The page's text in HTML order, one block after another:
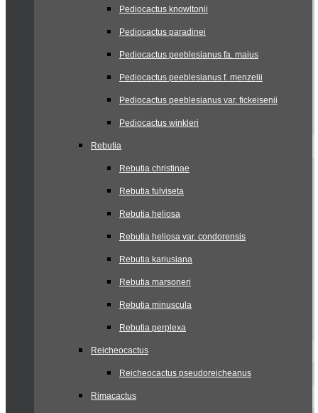
Pediocactus knowltonii
Pediocactus paradinei
Pediocactus peeblesianus fa. maius
Pediocactus peeblesianus f. menzelii
Pediocactus peeblesianus var. fickeisenii
Pediocactus winkleri
Rebutia
Rebutia christinae
Rebutia fulviseta
Rebutia heliosa
Rebutia heliosa var. condorensis
Rebutia kariusiana
Rebutia marsoneri
Rebutia minuscula
Rebutia perplexa
Reicheocactus
Reicheocactus pseudoreicheanus
Rimacactus